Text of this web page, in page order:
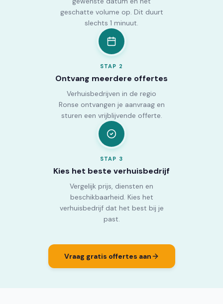
geschatte volume op. Dit duurt
slechts 1 minuut.
STAP 2
Ontvang meerdere offertes
Verhuisbedrijven in de regio
Ronse ontvangen je aanvraag en
sturen een vrijblijvende offerte.
STAP 3
Kies het beste verhuisbedrijf
Vergelijk prijs, diensten en
beschikbaarheid. Kies het
verhuisbedrijf dat het best bij je
past.
Vraag gratis offertes aan